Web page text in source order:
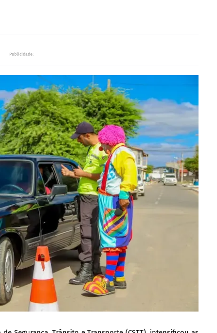
Publicidade: